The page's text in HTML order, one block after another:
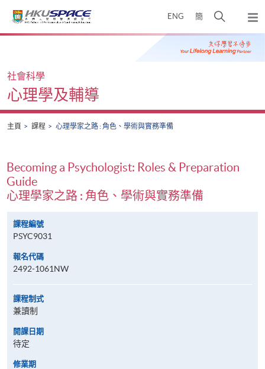
ENG 簡
開
搜
尋
彈
出
主
Main
社會科學
心理學及輔導
主頁 課程 心理學家之路 : 角色、學術與實務準備
Becoming a Psychologist: Roles & Preparation
Guide
心理學家之路 : 角色、學術與實務準備
課程編號
PSYC9031
報名代碼
2492-1061NW
課程制式
兼讀制
開課日期
待定
修業期